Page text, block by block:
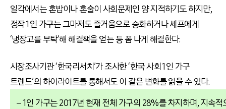
일각에서는 혼밥이나 혼술이 사회문제인 양 지적하기도 하지만,
정작 1인 가구는 그마저도 즐거움으로 승화하거나 셰프에게
‘냉장고를 부탁’해 해결책을 얻는 등 폼 나게 해결한다.
시장조사기관 ‘한국리서치’가 조사한 ‘한국 사회 1인 가구
트렌드’의 하이라이트를 통해서도 이 같은 변화를 읽을 수 있다.
– 1인 가구는 2017년 현재 전체 가구의 28%를 차지하며, 지속적